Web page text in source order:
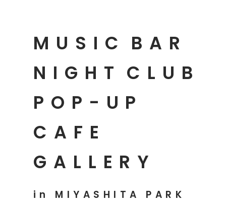
NIGHT CLUB
MUSIC BAR
POP-UP
CAFE
GALLERY
in MIYASHITA PARK